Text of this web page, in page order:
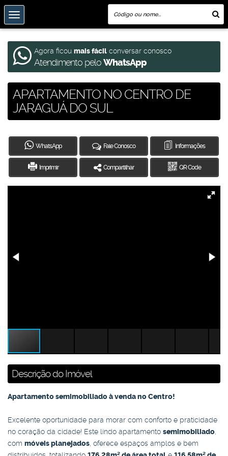
Agora ficou mais fácil conversar conosco
Atendimento peloWhatsApp
APARTAMENTO NO CENTRO DE
JARAGUÁ DO SUL
WhatsApp Fale Conosco Informações
Imprimir Compartilhar QR Code
Descrição do Imóvel
Apartamento semimobiliado à venda no Centro!
Excelente oportunidade para morar com conforto e praticidade
no coração da cidade! Este lindo apartamento semimobiliado,
com móveis planejados, oferece espaços amplos e bem